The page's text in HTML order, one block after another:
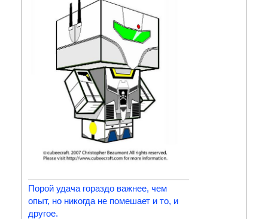
Порой удача гораздо важнее, чем
опыт, но никогда не помешает и то, и
другое.